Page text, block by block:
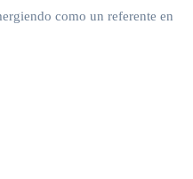
como un referente en